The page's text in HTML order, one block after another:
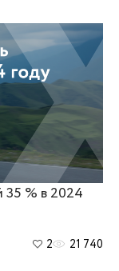
35 % в 2024
2 21 740